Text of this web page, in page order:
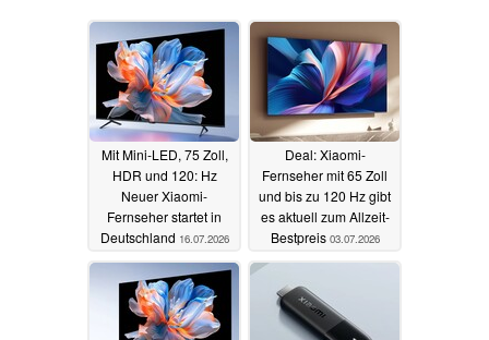
Mit Mini-LED, 75 Zoll,
HDR und 120: Hz
Neuer Xiaomi-
Fernseher startet in
Deutschland 16.07.2026
Deal: Xiaomi-
Fernseher mit 65 Zoll
und bis zu 120 Hz gibt
es aktuell zum Allzeit-
Bestpreis 03.07.2026